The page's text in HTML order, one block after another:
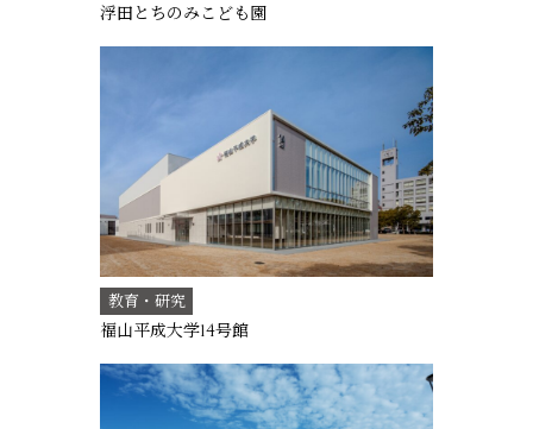
浮田とちのみこども園
教育・研究
福山平成大学14号館